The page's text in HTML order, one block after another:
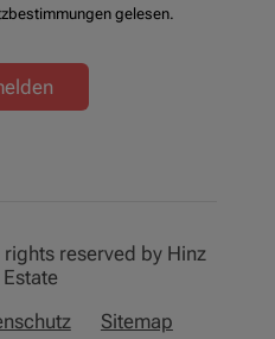
gelesen.
reserved by Hinz
Estate
Sitemap